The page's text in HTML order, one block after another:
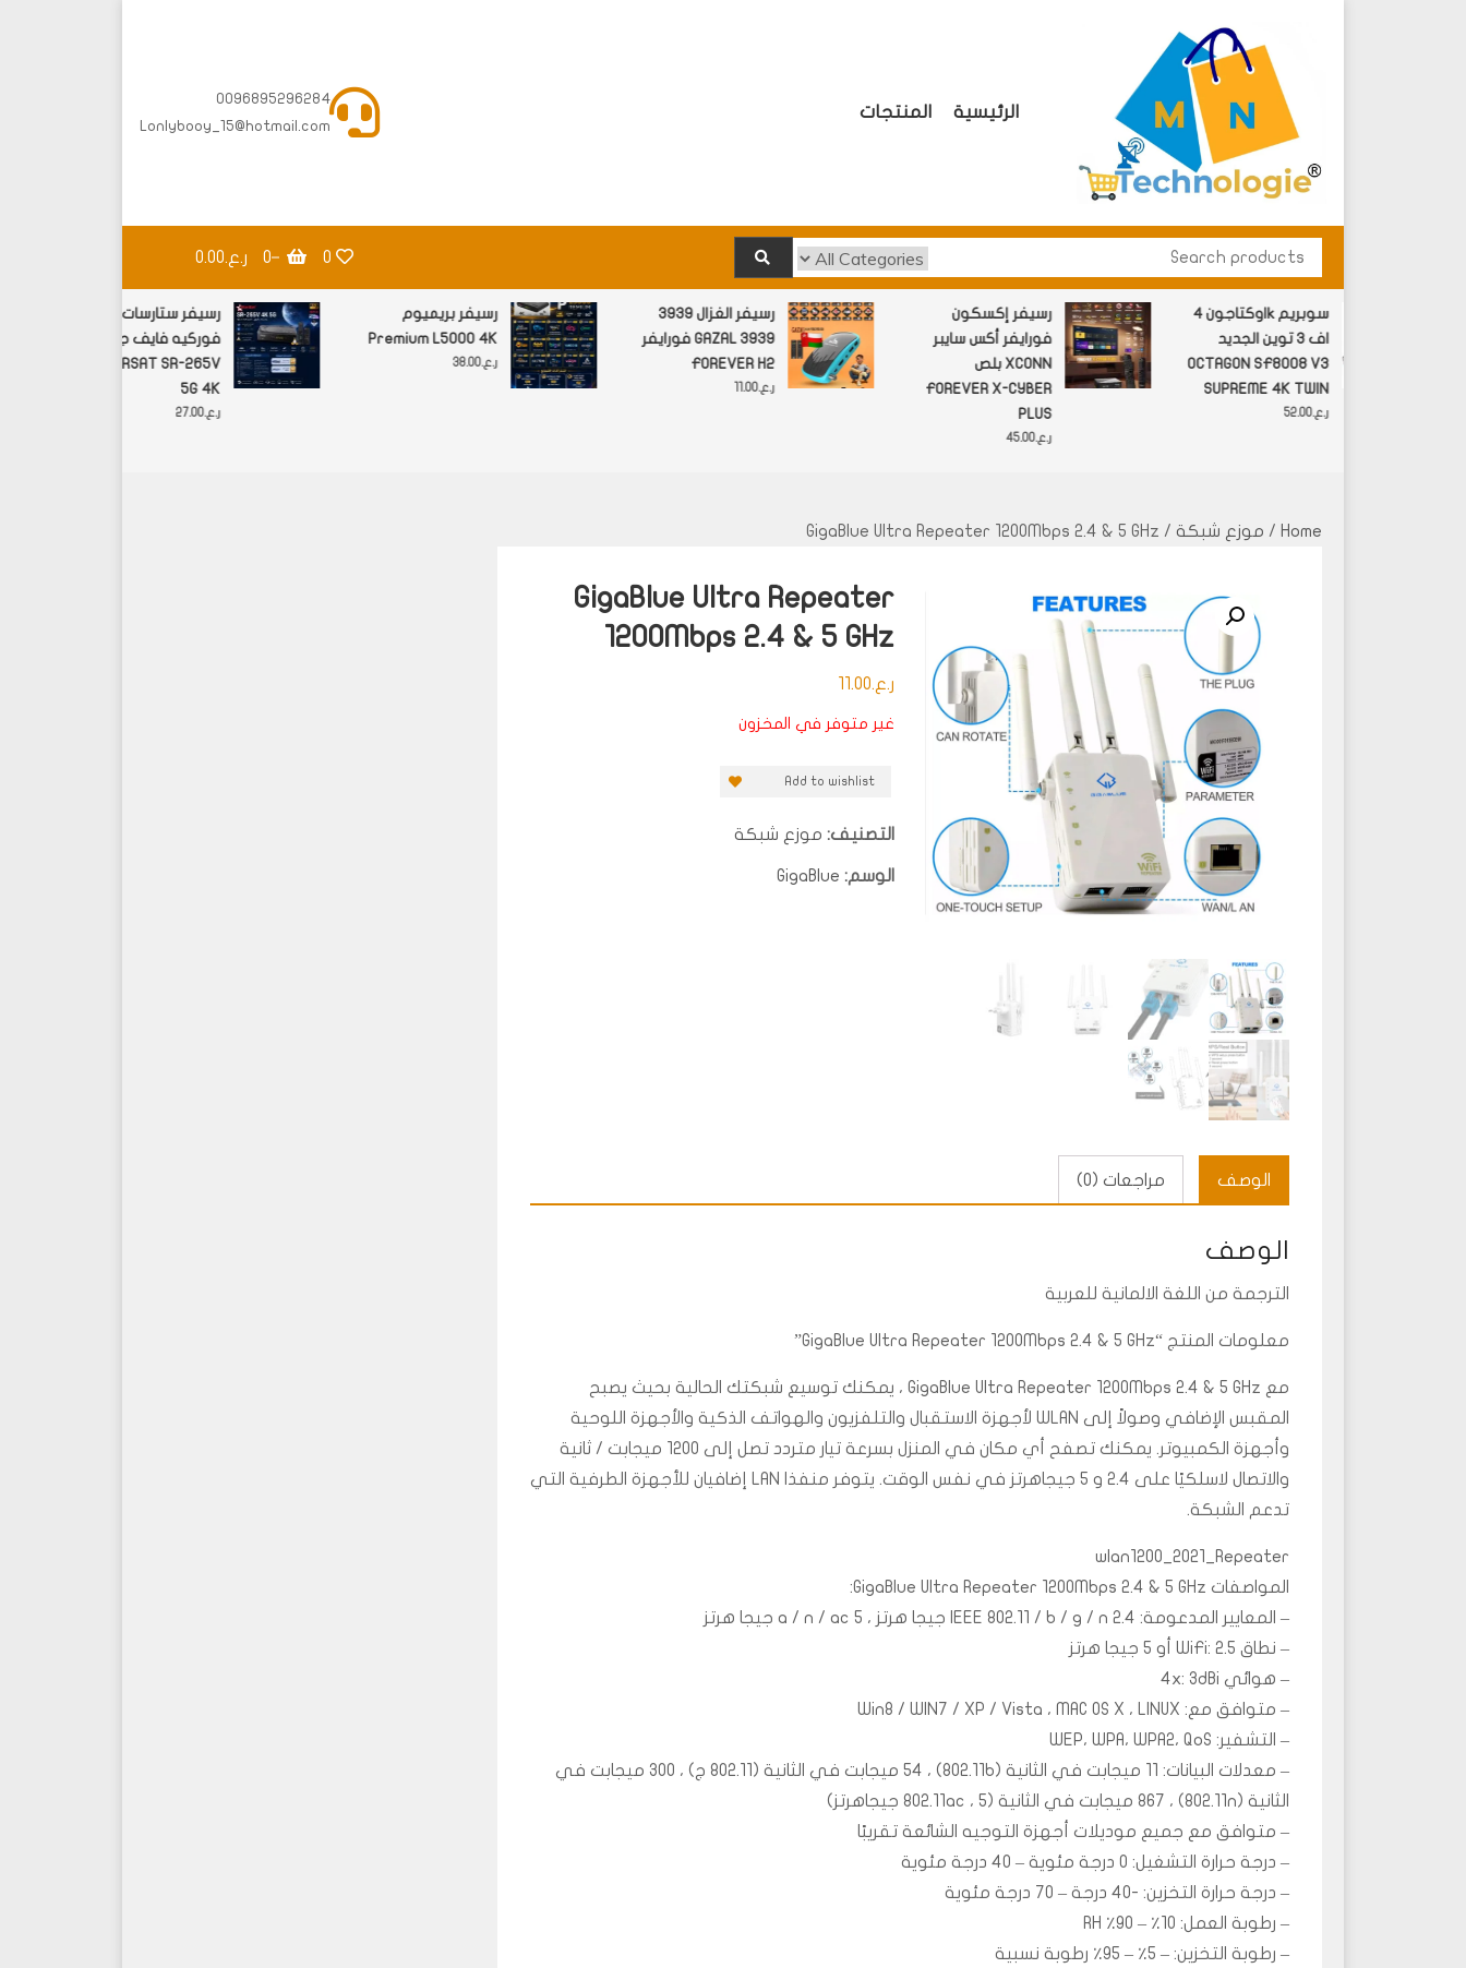
M N Technology
الرئيسية المنتجات
0096895296284
Lonlybooy_15@hotmail.com
0
0 ر.ع.0.00
رسيفر ستارسات
فوركيه فايف جي
STARSAT SR-265V
5G 4K
ر.ع.27.00
رسيفر بريميوم
Premium L5000 4K
ر.ع.38.00
رسيفر الغزال 3939
فورايفر GAZAL 3939
FOREVER H2
ر.ع.11.00
رسيفر إكسكون
فورايفر أكس سايبر
بلص XCONN
FOREVER X-CYBER
PLUS
ر.ع.45.00
اف 3 توين الجديد
OCTAGON SF8008 V3
SUPREME 4K TWIN
ر.ع.52.00
Home
/ موزع شبكة / GigaBlue Ultra Repeater 1200Mbps 2.4 & 5 GHz
GigaBlue Ultra Repeater
1200Mbps 2.4 & 5 GHz
ر.ع.11.00
غير متوفر في المخزون
Add to wishlist
التصنيف: موزع شبكة
الوسم: GigaBlue
الوصف مراجعات (0)
الوصف
الترجمة من اللغة الالمانية للعربية
معلومات المنتج “GigaBlue Ultra Repeater 1200Mbps 2.4 & 5 GHz”
مع GigaBlue Ultra Repeater 1200Mbps 2.4 & 5 GHz ، يمكنك توسيع شبكتك الحالية بحيث يصبح
المقبس الإضافي وصولاً إلى WLAN لأجهزة الاستقبال والتلفزيون والهواتف الذكية والأجهزة اللوحية
وأجهزة الكمبيوتر. يمكنك تصفح أي مكان في المنزل بسرعة تيار متردد تصل إلى 1200 ميجابت / ثانية
والاتصال لاسلكيًا على 2.4 و 5 جيجاهرتز في نفس الوقت. يتوفر منفذا LAN إضافيان للأجهزة الطرفية التي
تدعم الشبكة.
wlan1200_2021_Repeater
المواصفات GigaBlue Ultra Repeater 1200Mbps 2.4 & 5 GHz:
– المعايير المدعومة: IEEE 802.11 / b / g / n 2.4 جيجا هرتز ، a / n / ac 5 جيجا هرتز
– نطاق WiFi: 2.5 أو 5 جيجا هرتز
– هوائي 4x: 3dBi
– متوافق مع: Win8 / WIN7 / XP / Vista ، MAC OS X ، LINUX
– التشفير: WEP، WPA، WPA2، QoS
– معدلات البيانات: 11 ميجابت في الثانية (802.11b) ، 54 ميجابت في الثانية (802.11 ج) ، 300 ميجابت في
الثانية (802.11n) ، 867 ميجابت في الثانية (802.11ac ، 5 جيجاهرتز)
– متوافق مع جميع موديلات أجهزة التوجيه الشائعة تقريبًا
– درجة حرارة التشغيل: 0 درجة مئوية – 40 درجة مئوية
– درجة حرارة التخزين: -40 درجة – 70 درجة مئوية
– رطوبة العمل: 10٪ – 90٪ RH
– رطوبة التخزين: – 5٪ – 95٪ رطوبة نسبية